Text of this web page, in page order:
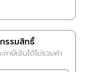
รรมสิทธิ์
าษีเงินได้ไม่รวมค่า